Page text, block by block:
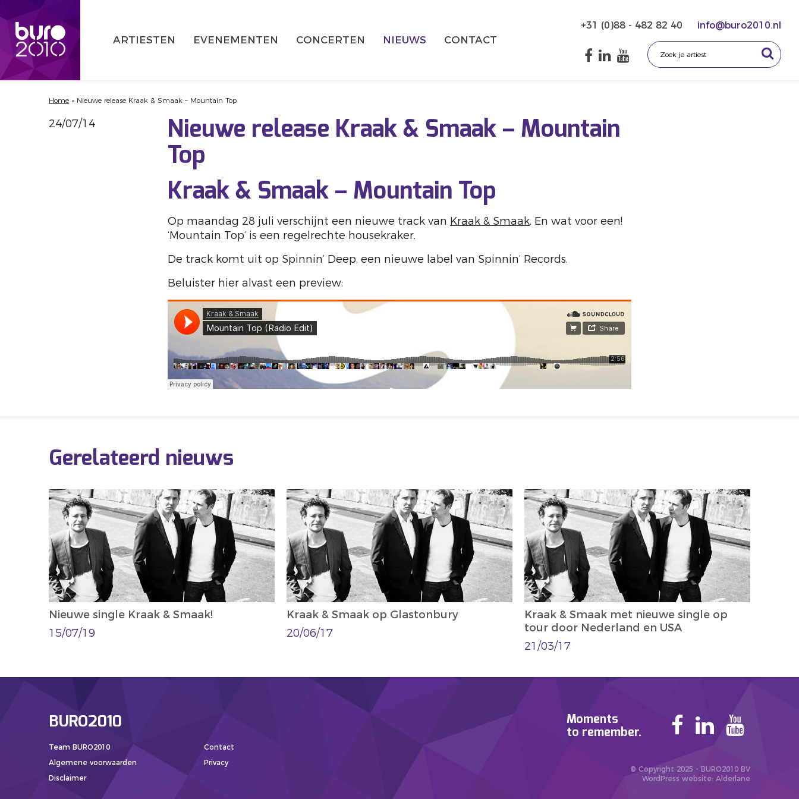
ARTIESTEN EVENEMENTEN CONCERTEN NIEUWS CONTACT
+31 (0)88 - 482 82 40 info@buro2010.nl
Home » Nieuwe release Kraak & Smaak – Mountain Top
24/07/14
Nieuwe release Kraak & Smaak – Mountain
Top
Kraak & Smaak – Mountain Top
Op maandag 28 juli verschijnt een nieuwe track van Kraak & Smaak. En wat voor een!
‘Mountain Top’ is een regelrechte housekraker.
De track komt uit op Spinnin’ Deep, een nieuwe label van Spinnin’ Records.
Beluister hier alvast een preview:
Gerelateerd nieuws
Nieuwe single Kraak & Smaak!
15/07/19
Kraak & Smaak op Glastonbury
20/06/17
Kraak & Smaak met nieuwe single op
tour door Nederland en USA
21/03/17
BURO2010
Team BURO2010
Contact
Algemene voorwaarden
Privacy
Disclaimer
Moments
to remember.
© Copyright 2025 - BURO2010 BV
WordPress website: Alderlane